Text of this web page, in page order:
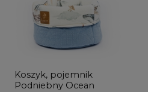
Koszyk, pojemnik
Podniebny Ocean